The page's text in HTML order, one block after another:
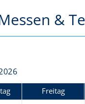
&
Freitag